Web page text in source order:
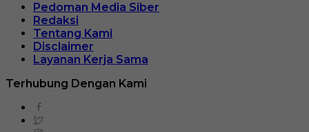
Pedoman Media Siber
Redaksi
Tentang Kami
Disclaimer
Layanan Kerja Sama
Terhubung Dengan Kami